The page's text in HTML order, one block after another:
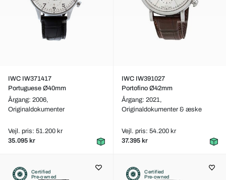
IWC IW371417
Portuguese Ø40mm
Årgang: 2006,
Originaldokumenter
Vejl. pris: 51.200 kr
35.095 kr
IWC IW391027
Portofino Ø42mm
Årgang: 2021,
Originaldokumenter & æske
Vejl. pris: 54.200 kr
37.395 kr
Certified
Pre-owned
Certified
Pre-owned